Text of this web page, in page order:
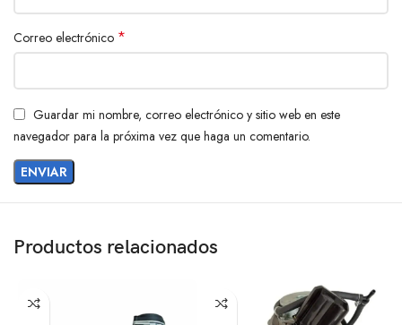
Correo electrónico *
Guardar mi nombre, correo electrónico y sitio web en este
navegador para la próxima vez que haga un comentario.
Productos relacionados